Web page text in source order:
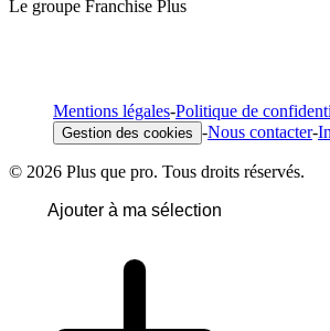
Le groupe Franchise Plus
Mentions légales-Politique de
Gestion des cookies -Nous contacter-
© 2026 Plus que pro. Tous droits réservés.
Ajouter à ma sélection